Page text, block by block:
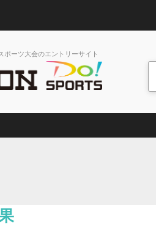
ポーツ大会のエントリーサイト